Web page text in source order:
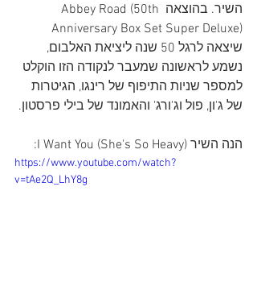
השיר. בהוצאה Abbey Road (50th
שיצאה לרגל 50 שנה ליציאת האלבום,
נשמע לראשונה שמעבר לנקודה הזו הוקלט
למספר שניות התיפוף של רינגו, הגיטרות
של ג'ון, פול וג'ורג' והאמונד של בילי פרסטון.
הנה השיר I Want You (She's So Heavy):
https://www.youtube.com/watch?
v=tAe2Q_LhY8g